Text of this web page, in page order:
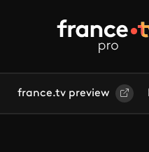
france.tv preview